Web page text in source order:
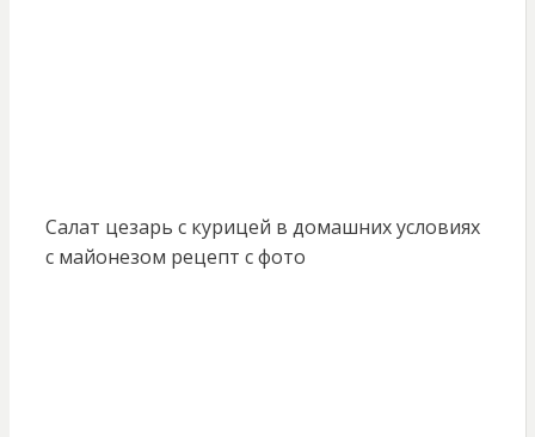
Салат цезарь с курицей в домашних условиях
с майонезом рецепт с фото